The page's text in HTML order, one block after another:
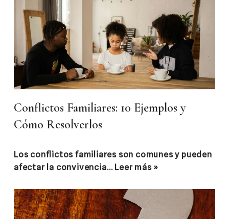
Conflictos Familiares: 10 Ejemplos y
Cómo Resolverlos
Los conflictos familiares son comunes y pueden
afectar la convivencia… Leer más »